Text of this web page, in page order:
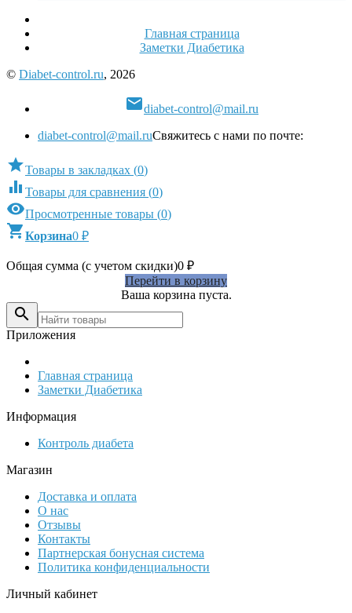
Главная страница
Заметки Диабетика
© Diabet-control.ru, 2026
diabet-control@mail.ru
diabet-control@mail.ruСвяжитесь с нами по почте:
Товары в закладках (0)
 Товары для сравнения (0)
Просмотренные товары (0)
Корзина0 ₽
Общая сумма (с учетом скидки)0 ₽
Перейти в корзину
Ваша корзина пуста.

Приложения
Главная страница
Заметки Диабетика
Информация
Контроль диабета
Магазин
Доставка и оплата
О нас
Отзывы
Контакты
Партнерская бонусная система
Политика конфиденциальности
Личный кабинет